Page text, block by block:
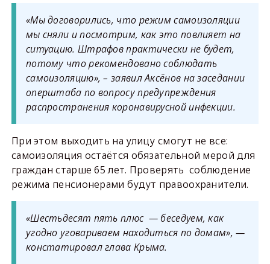
«Мы договорились, что режим самоизоляции
мы сняли и посмотрим, как это повлияет на
ситуацию. Штрафов практически не будет,
потому что рекомендовано соблюдать
самоизоляцию», – заявил Аксёнов на заседании
оперштаба по вопросу предупреждения
распространения коронавирусной инфекции.
При этом выходить на улицу смогут не все:
самоизоляция остаётся обязательной мерой для
граждан старше 65 лет. Проверять соблюдение
режима пенсионерами будут правоохранители.
«Шестьдесят пять плюс — беседуем, как
угодно уговариваем находиться по домам», —
констатировал глава Крыма.